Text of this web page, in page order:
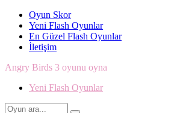
Oyun Skor
Yeni Flash Oyunlar
En Güzel Flash Oyunlar
İletişim
Angry Birds 3 oyunu oyna
Yeni Flash Oyunlar